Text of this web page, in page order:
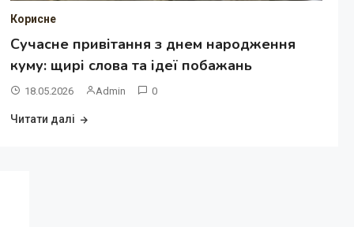
Корисне
Сучасне привітання з днем народження
куму: щирі слова та ідеї побажань
18.05.2026 Admin 0
Читати далі